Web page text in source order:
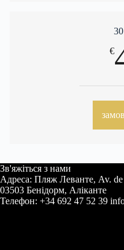
€
Зв'яжіться з нами
Адреса: Пляж Леванте, Av.
03503 Бенідорм, Аліканте
Телефон: +34 692 47 52 39